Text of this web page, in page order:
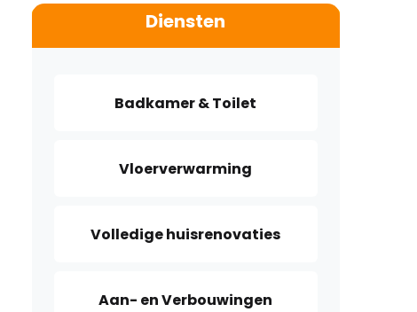
Diensten
Badkamer & Toilet
Vloerverwarming
Volledige huisrenovaties
Aan- en Verbouwingen